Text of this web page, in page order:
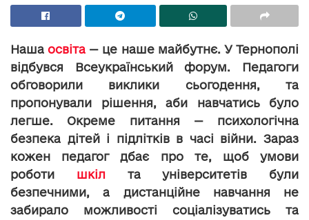
Нашаосвіта — це наше майбутнє. У Тернополі
відбувся Всеукраїнський форум. Педагоги
обговорили виклики сьогодення, та
пропонували рішення, аби навчатись було
легше. Окреме питання — психологічна
безпека дітей і підлітків в часі війни. Зараз
кожен педагог дбає про те, щоб умови
роботи шкіл та університетів були
безпечними, а дистанційне навчання не
забирало можливості соціалізуватись та